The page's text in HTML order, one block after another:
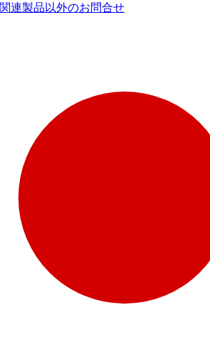
向け情報​
格情報、E-Shopのご案内など販売店さ
どのような疾患なのでしょう。成人に
ムより、ご質問をお送りください。
連製品以外のお問合せ